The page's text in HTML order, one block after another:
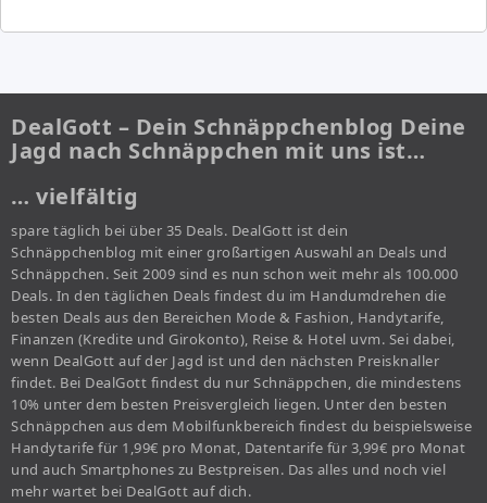
DealGott – Dein Schnäppchenblog Deine
Jagd nach Schnäppchen mit uns ist…
… vielfältig
spare täglich bei über 35 Deals. DealGott ist dein
Schnäppchenblog mit einer großartigen Auswahl an Deals und
Schnäppchen. Seit 2009 sind es nun schon weit mehr als 100.000
Deals. In den täglichen Deals findest du im Handumdrehen die
besten Deals aus den Bereichen Mode & Fashion, Handytarife,
Finanzen (Kredite und Girokonto), Reise & Hotel uvm. Sei dabei,
wenn DealGott auf der Jagd ist und den nächsten Preisknaller
findet. Bei DealGott findest du nur Schnäppchen, die mindestens
10% unter dem besten Preisvergleich liegen. Unter den besten
Schnäppchen aus dem Mobilfunkbereich findest du beispielsweise
Handytarife für 1,99€ pro Monat, Datentarife für 3,99€ pro Monat
und auch Smartphones zu Bestpreisen. Das alles und noch viel
mehr wartet bei DealGott auf dich.